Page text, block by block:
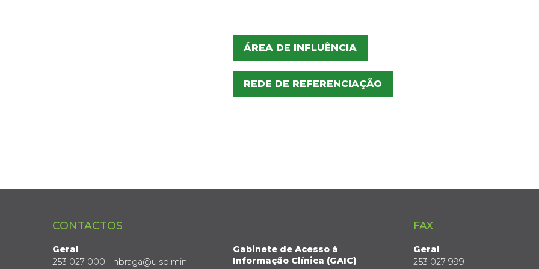
ÁREA DE INFLUÊNCIA
REDE DE REFERENCIAÇÃO
CONTACTOS
Geral
253 027 000 | hbraga@ulsb.min-
Gabinete de Acesso à
Informação Clínica (GAIC)
FAX
Geral
253 027 999